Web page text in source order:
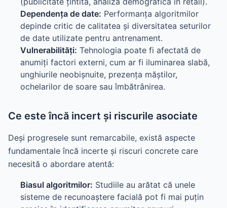
Dependența de date: Performanța algoritmilor
depinde critic de calitatea și diversitatea seturilor
de date utilizate pentru antrenament.
Vulnerabilități: Tehnologia poate fi afectată de
anumiți factori externi, cum ar fi iluminarea slabă,
unghiurile neobișnuite, prezența măștilor,
ochelarilor de soare sau îmbătrânirea.
Ce este încă incert și riscurile asociate
Deși progresele sunt remarcabile, există aspecte
fundamentale încă incerte și riscuri concrete care
necesită o abordare atentă:
Biasul algoritmilor: Studiile au arătat că unele
sisteme de recunoaștere facială pot fi mai puțin